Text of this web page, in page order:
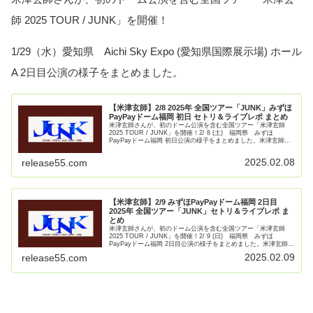
師 2025 TOUR / JUNK」を開催！
1/29（水）愛知県 Aichi Sky Expo (愛知県国際展示場) ホール
A 2日目公演の様子をまとめました。
【米津玄師】2/8 2025年 全国ツアー「JUNK」みずほ
PayPayドーム福岡 初日 セトリ＆ライブレポ まとめ
米津玄師さんが、初のドーム公演を含む全国ツアー「米津玄師
2025 TOUR / JUNK」を開催！2/ 8 (土) 福岡県 みずほ
PayPayドーム福岡 初日公演の様子をまとめました。米津玄師
release55.com 2025.02.08
【米津玄師】2/9 みずほPayPayドーム福岡 2日目
2025年 全国ツアー「JUNK」セトリ＆ライブレポ ま
とめ
米津玄師さんが、初のドーム公演を含む全国ツアー「米津玄師
2025 TOUR / JUNK」を開催！2/ 9 (日) 福岡県 みずほ
PayPayドーム福岡 2日目公演の様子をまとめました。米津玄師
release55.com 2025.02.09